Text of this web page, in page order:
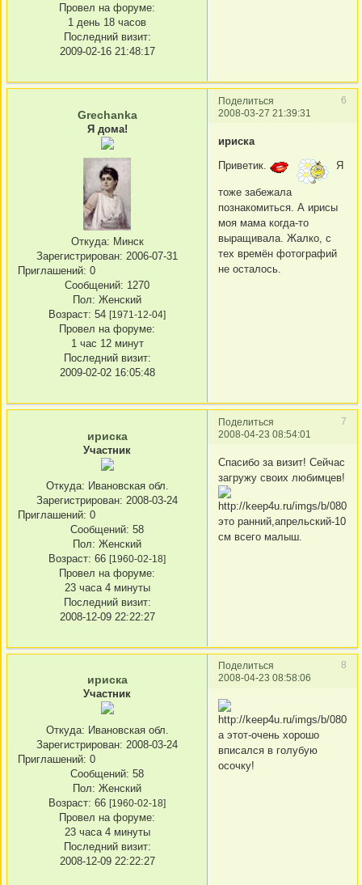
Провел на форуме:
1 день 18 часов
Последний визит:
2009-02-16 21:48:17
Поделиться
6
2008-03-27 21:39:31
Grechanka
Я дома!
Откуда: Минск
Зарегистрирован: 2006-07-31
Приглашений: 0
Сообщений: 1270
Пол: Женский
Возраст: 54 [1971-12-04]
Провел на форуме:
1 час 12 минут
Последний визит:
2009-02-02 16:05:48
ириска
Приветик. Я
тоже забежала
познакомиться. А ирисы
моя мама когда-то
выращивала. Жалко, с
тех времён фотографий
не осталось.
Поделиться
7
2008-04-23 08:54:01
ириска
Участник
Откуда: Ивановская обл.
Зарегистрирован: 2008-03-24
Приглашений: 0
Сообщений: 58
Пол: Женский
Возраст: 66 [1960-02-18]
Провел на форуме:
23 часа 4 минуты
Последний визит:
2008-12-09 22:22:27
Спасибо за визит! Сейчас
загружу своих любимцев!
это ранний,апрельский-10
см всего малыш.
Поделиться
8
2008-04-23 08:58:06
ириска
Участник
Откуда: Ивановская обл.
Зарегистрирован: 2008-03-24
Приглашений: 0
Сообщений: 58
Пол: Женский
Возраст: 66 [1960-02-18]
Провел на форуме:
23 часа 4 минуты
Последний визит:
2008-12-09 22:22:27
а этот-очень хорошо
вписался в голубую
осочку!